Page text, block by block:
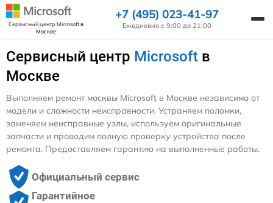
Сервисный центр Microsoftв
Москве
+7 (495) 023-41-97
Ежедневно с 9:00 до 21:00
Сервисный центр Microsoft в
Москве
Выполняем ремонт москвы Microsoft в Москве независимо от
модели и сложности неисправности. Устраняем поломки,
заменяем неисправные узлы, используем оригинальные
запчасти и проводим полную проверку устройства после
ремонта. Предоставляем гарантию на выполненные работы.
Официальный сервис
Гарантийное